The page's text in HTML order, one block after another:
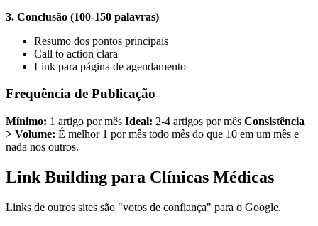
3. Conclusão (100-150 palavras)
Resumo dos pontos principais
Call to action clara
Link para página de agendamento
Frequência de Publicação
Mínimo: 1 artigo por mês Ideal: 2-4 artigos por mês Consistência
> Volume: É melhor 1 por mês todo mês do que 10 em um mês e
nada nos outros.
Link Building para Clínicas Médicas
Links de outros sites são "votos de confiança" para o Google.